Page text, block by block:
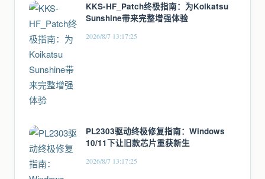
KKS-HF_Patch终极指南：为Koikatsu
Sunshine带来完整增强体验
2026/8/7 13:17:25
PL2303驱动终极修复指南：Windows
10/11下让旧款芯片重获新生
2026/8/7 13:17:25